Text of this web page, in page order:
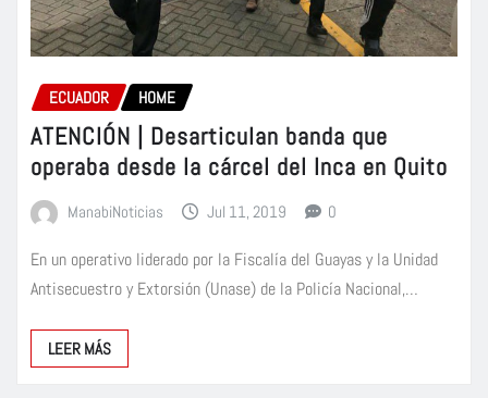
ECUADOR HOME
ATENCIÓN | Desarticulan banda que
operaba desde la cárcel del Inca en Quito
ManabiNoticias Jul 11, 2019 0
En un operativo liderado por la Fiscalía del Guayas y la Unidad
Antisecuestro y Extorsión (Unase) de la Policía Nacional,…
LEER MÁS